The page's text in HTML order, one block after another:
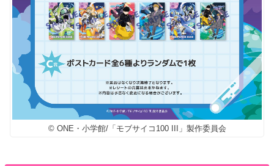
© ONE・小学館/「モブサイコ100 III」製作委員会